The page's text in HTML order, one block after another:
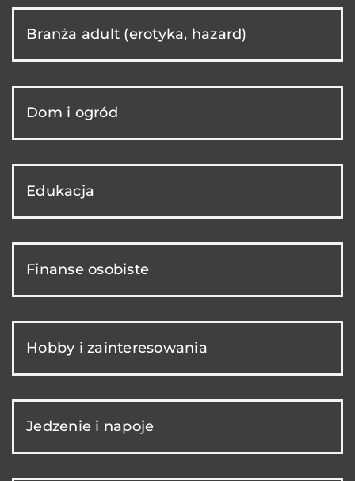
Branża adult (erotyka, hazard)
Dom i ogród
Edukacja
Finanse osobiste
Hobby i zainteresowania
Jedzenie i napoje